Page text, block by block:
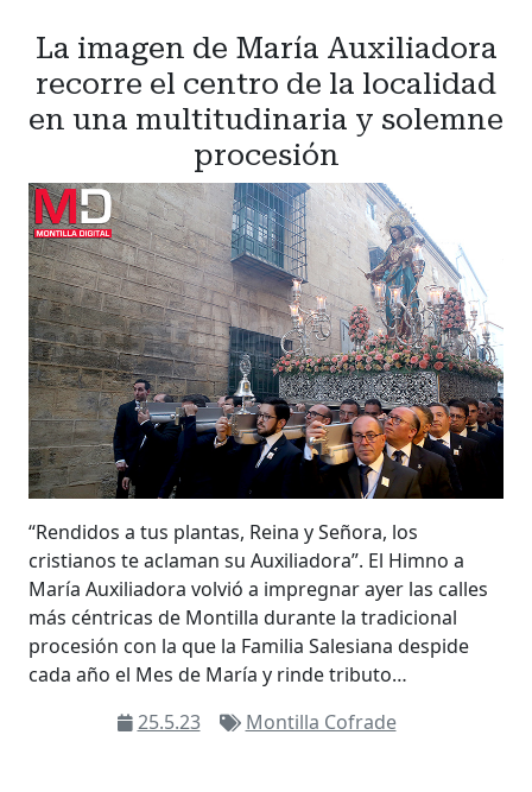
La imagen de María Auxiliadora
recorre el centro de la localidad
en una multitudinaria y solemne
procesión
“Rendidos a tus plantas, Reina y Señora, los
cristianos te aclaman su Auxiliadora”. El Himno a
María Auxiliadora volvió a impregnar ayer las calles
más céntricas de Montilla durante la tradicional
procesión con la que la Familia Salesiana despide
cada año el Mes de María y rinde tributo…
25.5.23
Montilla Cofrade